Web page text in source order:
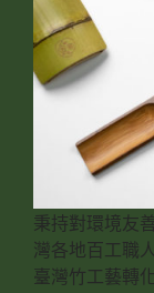
秉持對環境友
灣各地百工職
臺灣竹工藝轉